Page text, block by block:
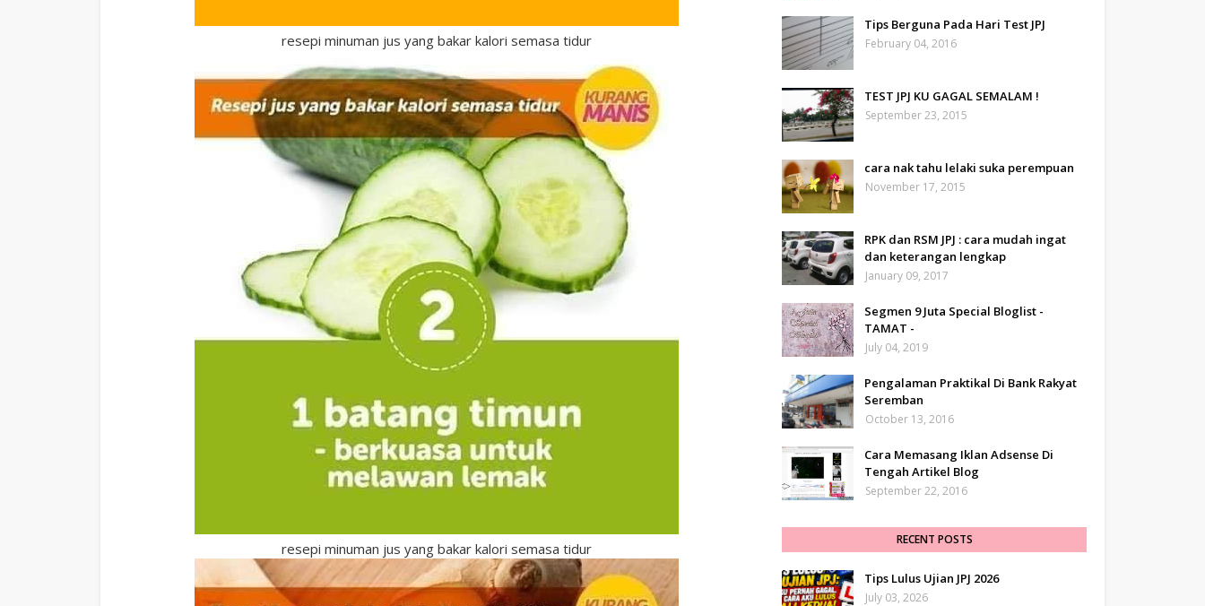
resepi minuman jus yang bakar kalori semasa tidur
resepi minuman jus yang bakar kalori semasa tidur
Tips Berguna Pada Hari Test JPJ
February 04, 2016
TEST JPJ KU GAGAL SEMALAM !
September 23, 2015
cara nak tahu lelaki suka perempuan
November 17, 2015
RPK dan RSM JPJ : cara mudah ingat
dan keterangan lengkap
January 09, 2017
Segmen 9 Juta Special Bloglist -
TAMAT -
July 04, 2019
Pengalaman Praktikal Di Bank Rakyat
Seremban
October 13, 2016
Cara Memasang Iklan Adsense Di
Tengah Artikel Blog
September 22, 2016
RECENT POSTS
Tips Lulus Ujian JPJ 2026
July 03, 2026